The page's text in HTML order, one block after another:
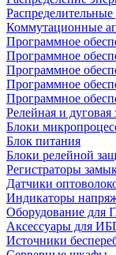
Распределительные
Коммутационные
Программное
Программное
Программное
Программное
Программное
Релейная и дуговая
Блоки
Блок питания
Блоки релейной
Регистраторы
Датчики
Индикаторы
Оборудование для
Аксессуары для
Источники